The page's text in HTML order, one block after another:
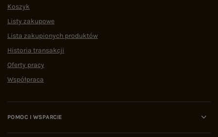
Koszyk
Listy zakupowe
Lista zakupionych produktów
Historia transakcji
Oferty pracy
Współpraca
POMOC I WSPARCIE